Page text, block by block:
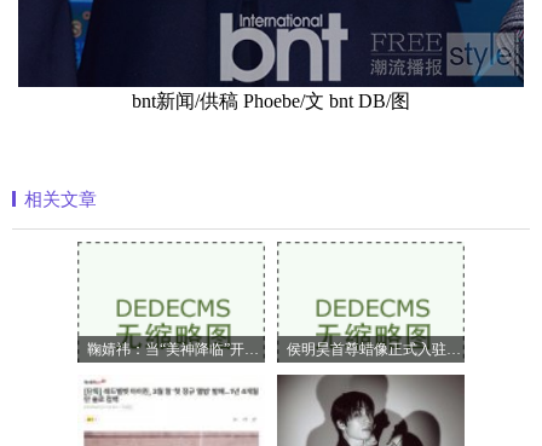
bnt新闻/供稿 Phoebe/文 bnt DB/图
相关文章
鞠婧祎：当“美神降临”开始定义嗅觉美 侯明昊首尊蜡像正式入驻上海杜莎夫人蜡